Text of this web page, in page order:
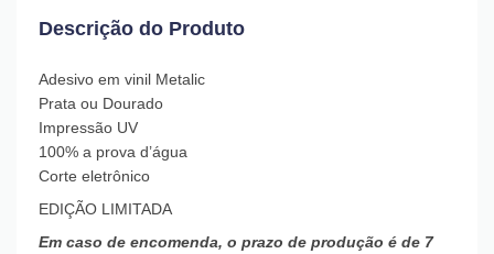
Descrição do Produto
Adesivo em vinil Metalic
Prata ou Dourado
Impressão UV
100% a prova d’água
Corte eletrônico
EDIÇÃO LIMITADA
Em caso de encomenda, o prazo de produção é de 7